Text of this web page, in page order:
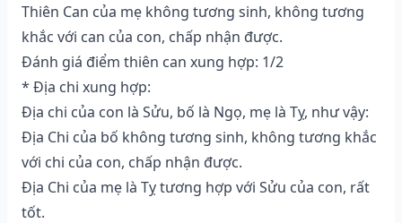
Thiên Can của mẹ không tương sinh, không tương
khắc với can của con, chấp nhận được.
Đánh giá điểm thiên can xung hợp: 1/2
* Địa chi xung hợp:
Địa chi của con là Sửu, bố là Ngọ, mẹ là Tỵ, như vậy:
Địa Chi của bố không tương sinh, không tương khắc
với chi của con, chấp nhận được.
Địa Chi của mẹ là Tỵ tương hợp với Sửu của con, rất
tốt.